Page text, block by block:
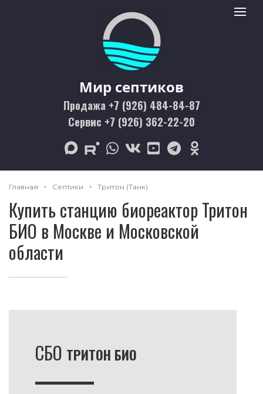
Мир септиков logo
Мир септиков
Продажа +7 (926) 484-84-87
Сервис +7 (926) 362-22-20
max rutubewhatsapp
vk youtubetelegramodnoklassniki
Toggle
Главная Септики Тритон (Танк)
Купить станцию биореактор Тритон
БИО в Москве и Московской
области
СБО ТРИТОН БИО